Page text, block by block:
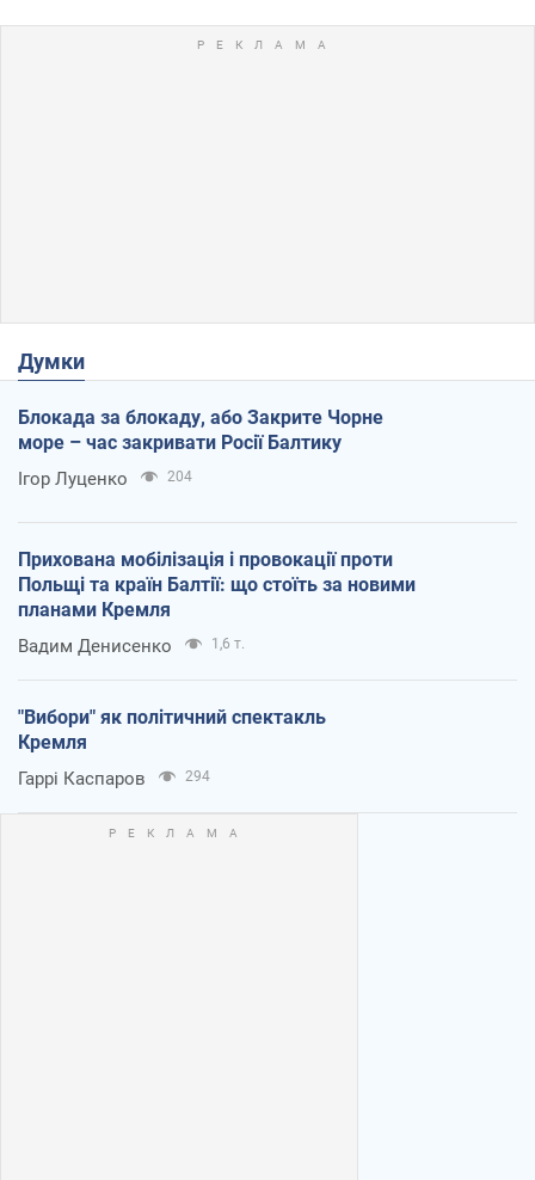
Думки
Блокада за блокаду, або Закрите Чорне
море – час закривати Росії Балтику
Ігор Луценко 204
Прихована мобілізація і провокації проти
Польщі та країн Балтії: що стоїть за новими
планами Кремля
Вадим Денисенко 1,6 т.
"Вибори" як політичний спектакль
Кремля
Гаррі Каспаров 294